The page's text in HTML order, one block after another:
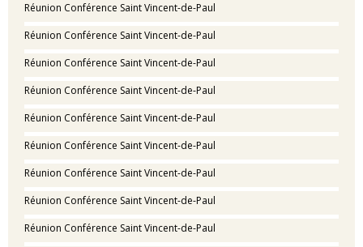
Réunion Conférence Saint Vincent-de-Paul
Réunion Conférence Saint Vincent-de-Paul
Réunion Conférence Saint Vincent-de-Paul
Réunion Conférence Saint Vincent-de-Paul
Réunion Conférence Saint Vincent-de-Paul
Réunion Conférence Saint Vincent-de-Paul
Réunion Conférence Saint Vincent-de-Paul
Réunion Conférence Saint Vincent-de-Paul
Réunion Conférence Saint Vincent-de-Paul